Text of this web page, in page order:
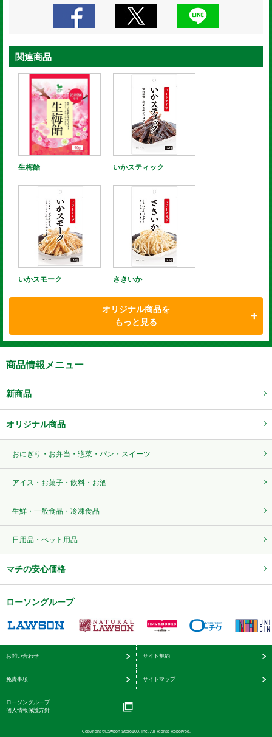
関連商品
生梅飴 いかスティック
いかスモーク さきいか
オリジナル商品を
もっと見る
商品情報メニュー
新商品
オリジナル商品
おにぎり・お弁当・惣菜・パン・スイーツ
アイス・お菓子・飲料・お酒
生鮮・一般食品・冷凍食品
日用品・ペット用品
マチの安心価格
ローソングループ
お問い合わせ サイト規約
免責事項 サイトマップ
ローソングループ
個人情報保護方針
Copyright ©Lawson Store100, Inc. All Rights Reserved.